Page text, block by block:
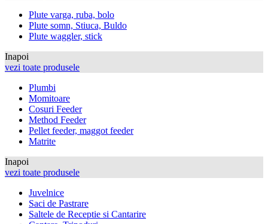
Plute varga, ruba, bolo
Plute somn, Stiuca, Buldo
Plute waggler, stick
Inapoi
vezi toate produsele
Plumbi
Momitoare
Cosuri Feeder
Method Feeder
Pellet feeder, maggot feeder
Matrite
Inapoi
vezi toate produsele
Juvelnice
Saci de Pastrare
Saltele de Receptie si Cantarire